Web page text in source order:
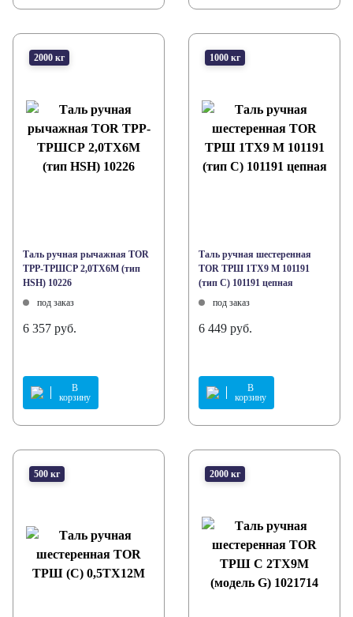
2000 кг
Таль ручная рычажная TOR
ТРР-ТРШСР 2,0ТХ6М (тип
HSH) 10226
под заказ
6 357 руб.
В
корзину
1000 кг
Таль ручная шестеренная
TOR ТРШ 1ТХ9 М 101191
(тип С) 101191 цепная
под заказ
6 449 руб.
В
корзину
500 кг 2000 кг